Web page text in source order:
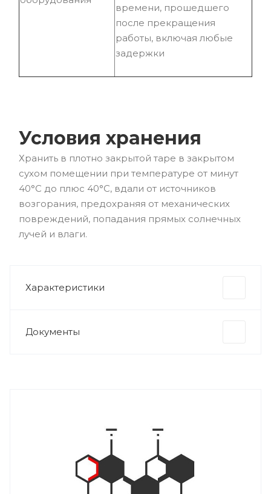
времени, прошедшего
после прекращения
работы, включая любые
задержки
Условия хранения
Хранить в плотно закрытой таре в закрытом
сухом помещении при температуре от минут
40°С до плюс 40°С, вдали от источников
возгорания, предохраняя от механических
повреждений, попадания прямых солнечных
лучей и влаги.
Характеристики
Документы